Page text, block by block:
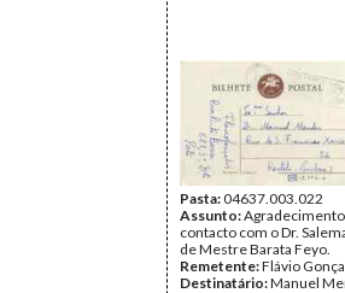
Pasta:04637.003.022
Assunto:
contacto com o Dr.
de Mestre Barata Feyo.
Remetente:Flávio
Destinatário:Manuel